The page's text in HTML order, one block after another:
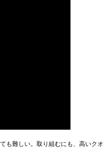
も難しい。取り組むにも、高いクオ